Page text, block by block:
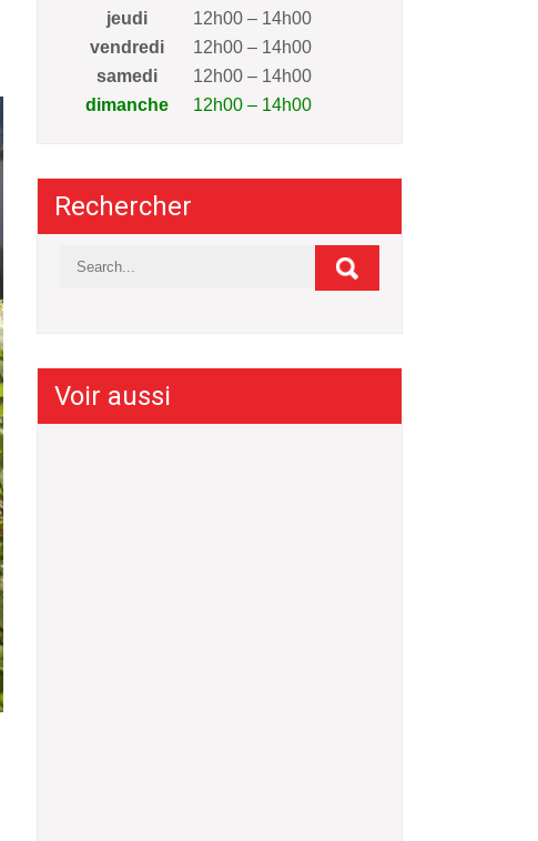
jeudi
12h00 – 14h00
vendredi
12h00 – 14h00
samedi
12h00 – 14h00
dimanche
12h00 – 14h00
Rechercher
Voir aussi